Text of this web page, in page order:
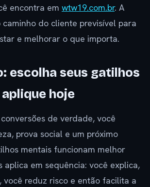
encontra em wtw19.com.br. A
do cliente previsível para
e melhorar o que importa.
escolha seus gatilhos
hoje
de verdade, você
prova social e um próximo
mentais funcionam melhor
aplica em sequência: você explica,
você reduz risco e então facilita a